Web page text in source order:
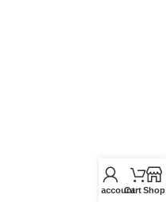
Shop
Cart
My account